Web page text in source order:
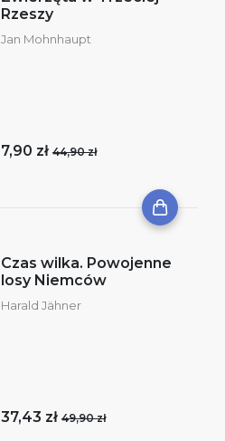
Rzeszy
Jan Mohnhaupt
7,90 zł 44,90 zł
Czas wilka. Powojenne
losy Niemców
Harald Jähner
37,43 zł 49,90 zł